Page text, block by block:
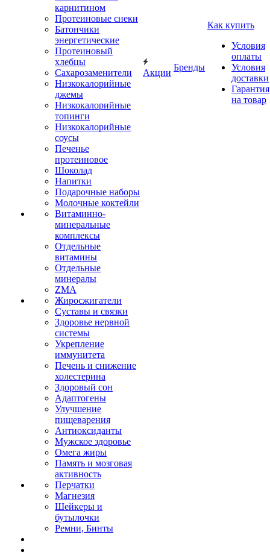
карнитином
Протеиновые снеки
Батончики
энергетические
Протеиновый
хлебцы
Сахарозаменители
Низкокалорийные
джемы
Низкокалорийные
топинги
Низкокалорийные
соусы
Печенье
протеиновое
Шоколад
Напитки
Подарочные наборы
Молочные коктейли
Витаминно-
минеральные
комплексы
Отдельные
витамины
Отдельные
минералы
ZMA
Жиросжигатели
Суставы и связки
Здоровье нервной
системы
Укрепление
иммунитета
Печень и снижение
холестерина
Здоровый сон
Адаптогены
Улучшение
пищеварения
Антиоксиданты
Мужское здоровье
Омега жиры
Память и мозговая
активность
Перчатки
Магнезия
Шейкеры и
бутылочки
Ремни, Бинты
Акции
Бренды
Как купить
Условия
оплаты
Условия
доставки
Гарантия
на товар